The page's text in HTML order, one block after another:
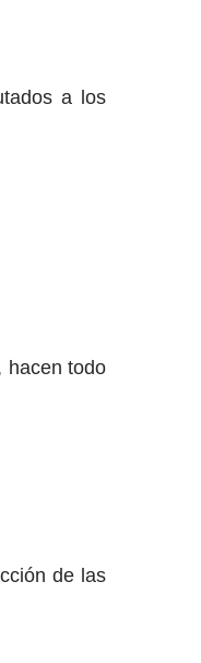
a los
hacen todo
de las